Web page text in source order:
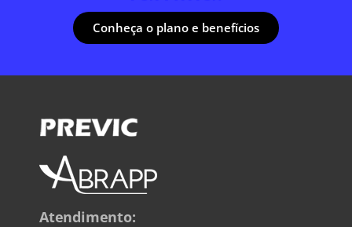
Conheça o plano e benefícios
Atendimento: